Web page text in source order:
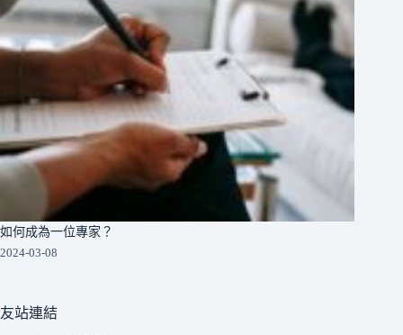
如何成為一位專家？
2024-03-08
友站連結